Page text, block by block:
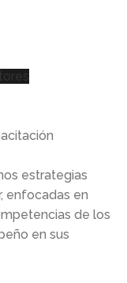
estrategias
enfocadas en
de los
en sus